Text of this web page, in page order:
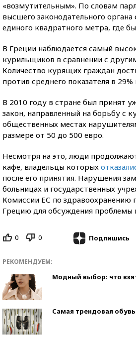
«возмутительным». По словам
высшего законодательного
единого квадратного метра, где
В Греции наблюдается самый
курильщиков в сравнении с
Количество курящих граждан
против среднего показателя в
В 2010 году в стране был принят
закон, направленный на борьбу с
общественных местах
размере от 50 до 500 евро.
Несмотря на это, люди
кафе, владельцы которых
после его принятия. Нарушения
больницах и государственных
Комиссии ЕС по здравоохранению
Грецию для обсуждения проблемы
0 0 Подпишись
РЕКОМЕНДУЕМ:
Модный выбор: что
Самая трендовая обувь